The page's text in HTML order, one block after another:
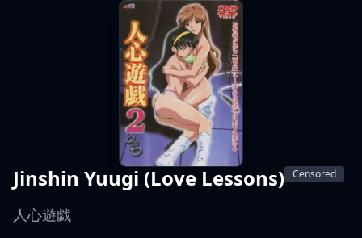
Jinshin Yuugi (Love Lessons) Censored
人心遊戯